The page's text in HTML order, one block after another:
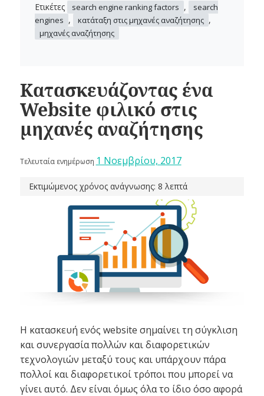
Ετικέτες search engine ranking factors ,
search
engines , κατάταξη στις μηχανές αναζήτησης ,
μηχανές αναζήτησης
Κατασκευάζοντας ένα
Website φιλικό στις
μηχανές αναζήτησης
Τελευταία ενημέρωση 1 Νοεμβρίου, 2017
Εκτιμώμενος χρόνος ανάγνωσης: 8 λεπτά
Η κατασκευή ενός website σημαίνει τη σύγκλιση
και συνεργασία πολλών και διαφορετικών
τεχνολογιών μεταξύ τους και υπάρχουν πάρα
πολλοί και διαφορετικοί τρόποι που μπορεί να
γίνει αυτό. Δεν είναι όμως όλα το ίδιο όσο αφορά